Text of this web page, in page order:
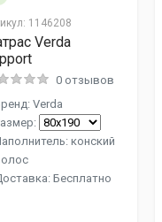
1146208
Verda
0 отзывов
Verda
конский
Бесплатно